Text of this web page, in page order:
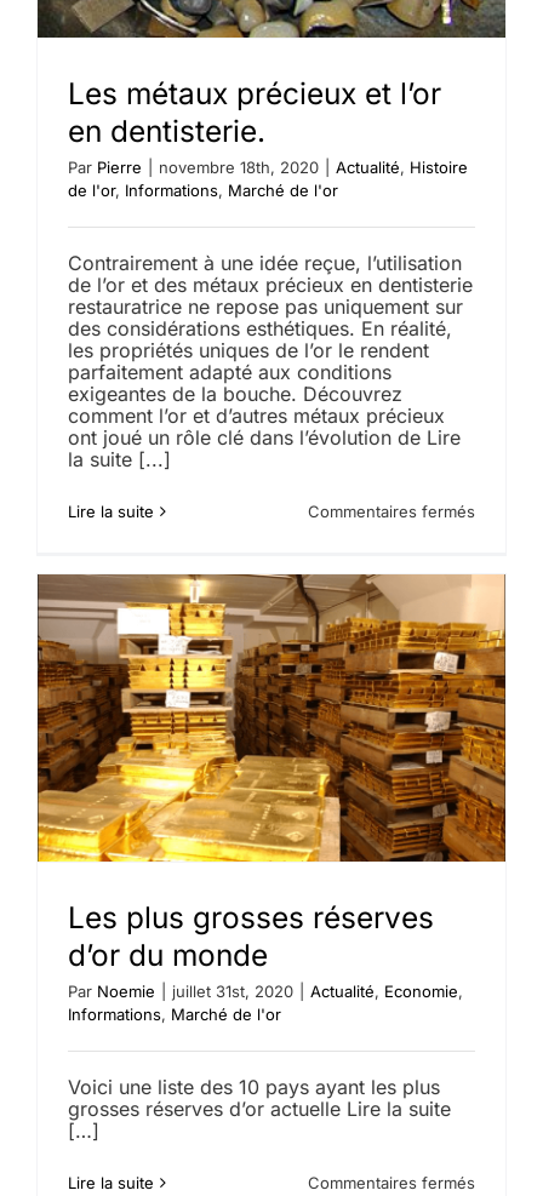
Les métaux précieux et l’or
en dentisterie.
Par Pierre novembre 18th, 2020 Actualité, Histoire
de l'or, Informations, Marché de l'or
Contrairement à une idée reçue, l’utilisation
de l’or et des métaux précieux en dentisterie
restauratrice ne repose pas uniquement sur
des considérations esthétiques. En réalité,
les propriétés uniques de l’or le rendent
parfaitement adapté aux conditions
exigeantes de la bouche. Découvrez
comment l’or et d’autres métaux précieux
ont joué un rôle clé dans l’évolution de Lire
la suite [...]
Lire la suite Commentaires fermés
précieux
l’or
en
Les plus grosses réserves
d’or du monde
Par Noemie juillet 31st, 2020 Actualité, Economie,
Informations, Marché de l'or
Voici une liste des 10 pays ayant les plus
grosses réserves d’or actuelle Lire la suite
[…]
Lire la suite Commentaires fermés